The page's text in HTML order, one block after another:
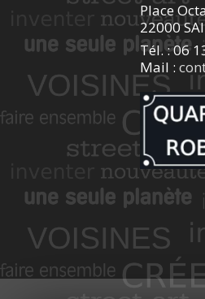
Place
22000
Tél. : 06
Mail :